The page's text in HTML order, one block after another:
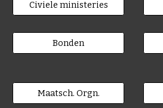
Civiele ministeries
Bonden
Maatsch. Orgn.